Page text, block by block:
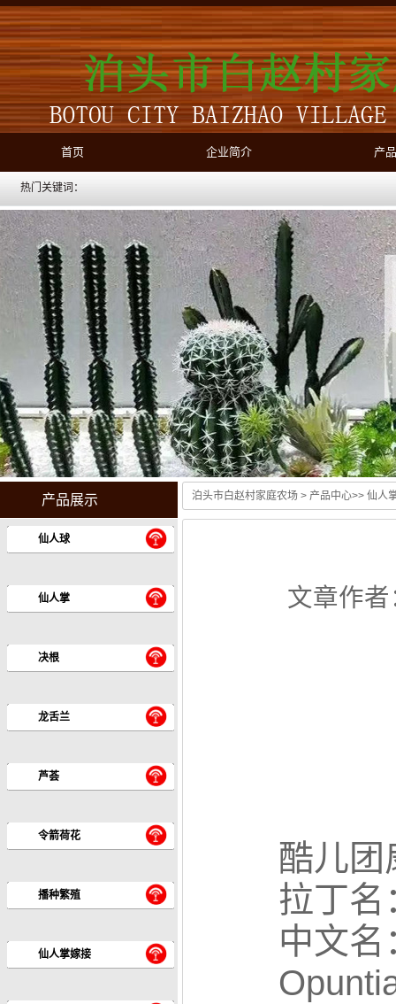
首页 企业简介 产
热门关键词：
产品展示
仙人球
仙人掌
决根
龙舌兰
芦荟
令箭荷花
播种繁殖
仙人掌嫁接
泊头市白赵村家庭农场 > 产品中心>> 仙人
文章作
酷儿团扇
拉丁名
中文